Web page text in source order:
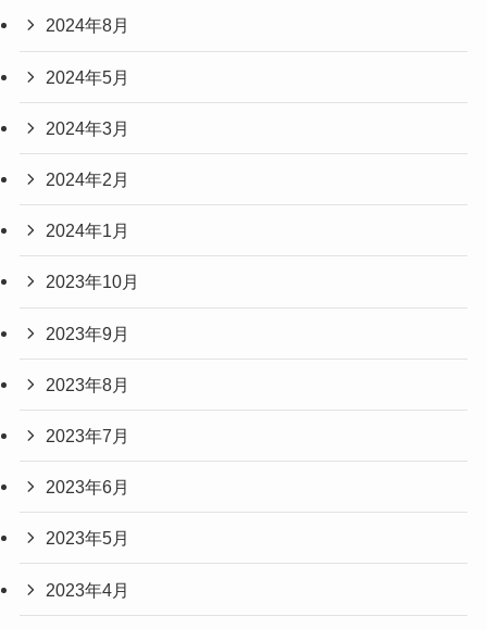
2024年8月
2024年5月
2024年3月
2024年2月
2024年1月
2023年10月
2023年9月
2023年8月
2023年7月
2023年6月
2023年5月
2023年4月